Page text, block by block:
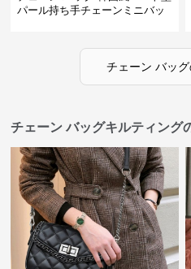
パール持ち手チェーンミニバッ
チェーン バッグ
チェーン バッグキルティング